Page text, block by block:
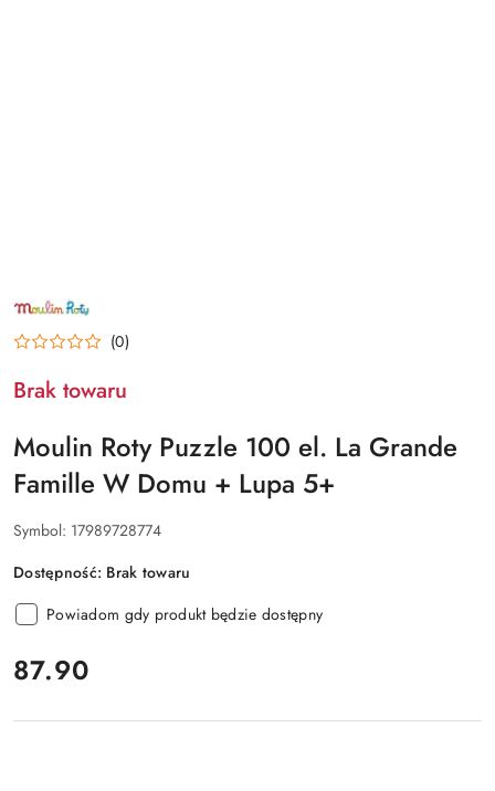
NAZWA
PRODUCENTA:
MOULIN
ROTY (0)
Brak towaru
Moulin Roty Puzzle 100 el. La Grande
Famille W Domu + Lupa 5+
Symbol: 17989728774
Dostępność: Brak towaru
Powiadom gdy produkt będzie dostępny
cena:
87.90